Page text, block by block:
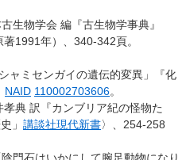
生物学会 編『古生物学事典』
1991年）、340-342頁。
ャミセンガイの遺伝的変異」『化
NAID 110002703606。
孝典 訳『カンブリア紀の怪物た
」 講談社現代新書〉、254-258
門石はいかにして腕足動物になり